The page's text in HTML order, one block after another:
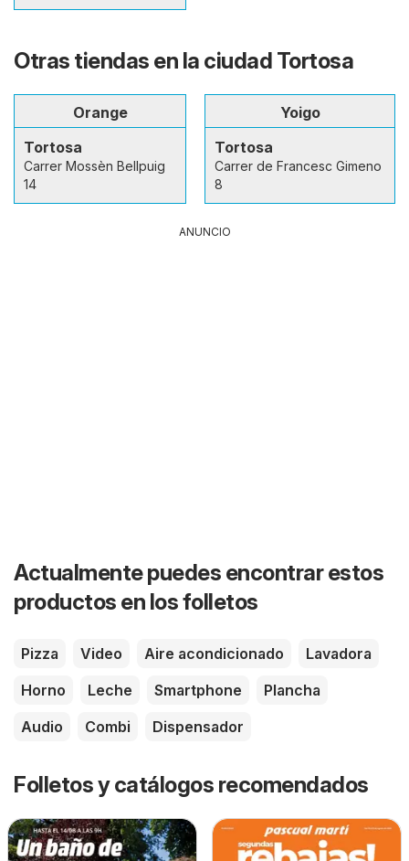
Otras tiendas en la ciudad Tortosa
Orange
Tortosa
Carrer Mossèn Bellpuig
14
Yoigo
Tortosa
Carrer de Francesc Gimeno
8
ANUNCIO
Actualmente puedes encontrar estos
productos en los folletos
Pizza Video Aire acondicionado
Lavadora
Horno
Leche Smartphone
Plancha
Audio
Combi Dispensador
Folletos y catálogos recomendados